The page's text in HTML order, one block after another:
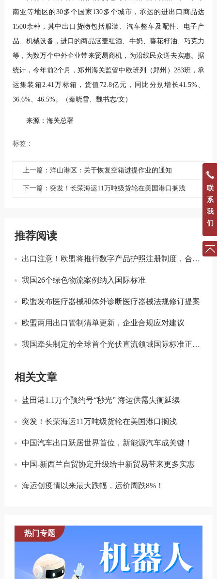
南亚等地区的30多个国家130多个城市，承运的进出口商品达
1500余种，其中出口货物包括服装、汽车整车及配件、电子产
品、机械设备，进口的商品涵盖红酒、牛奶、葵花籽油、巧克力
等，为数万个中外企业带来贸易商机，为沿线民众送去实惠。据
统计，今年前2个月，郑州海关监管中欧班列（郑州）283班，承
运集装箱2.41万标箱，货值72.8亿元，同比分别增长41.5%、
36.6%、46.5%。（秦晓雪、魏书志/文）
来源：海关总署
标签：
上一篇：洋山港区：关于恢复空箱进提作业的通知
下一篇：突发！长荣海运11万吨级货轮在美国港口搁浅
推荐阅读
出口注意！欧盟将推行数字产品护照注册制度，合规门槛进一步提升！
我国26个绿色物流案例纳入国际标准
欧盟发布医疗器械和体外诊断医疗器械法规修订提案
欧盟两用出口管制清单更新，企业合规应对建议
我国牵头制定的全球首个光伏直流领域国际标准正式发布
相关文章
盐田港1.1万个预约号“秒光” 海运供需失衡延续
突发！长荣海运11万吨级货轮在美国港口搁浅
中国汽车出口跃居世界首位，新能源汽车成关键！
中国-新西兰自贸协定升级给中新贸易带来更多实惠
海运创疫情以来最大跌幅，运价周跌8%！
热门专题
联
系
我
们